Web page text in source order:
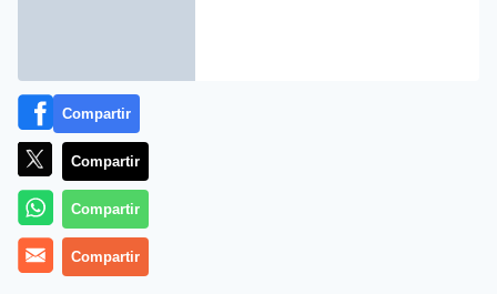
Compartir
Compartir
Compartir
Compartir